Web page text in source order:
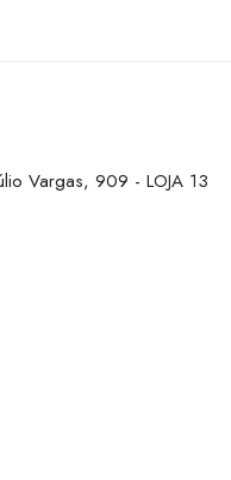
Vargas, 909 - LOJA 13